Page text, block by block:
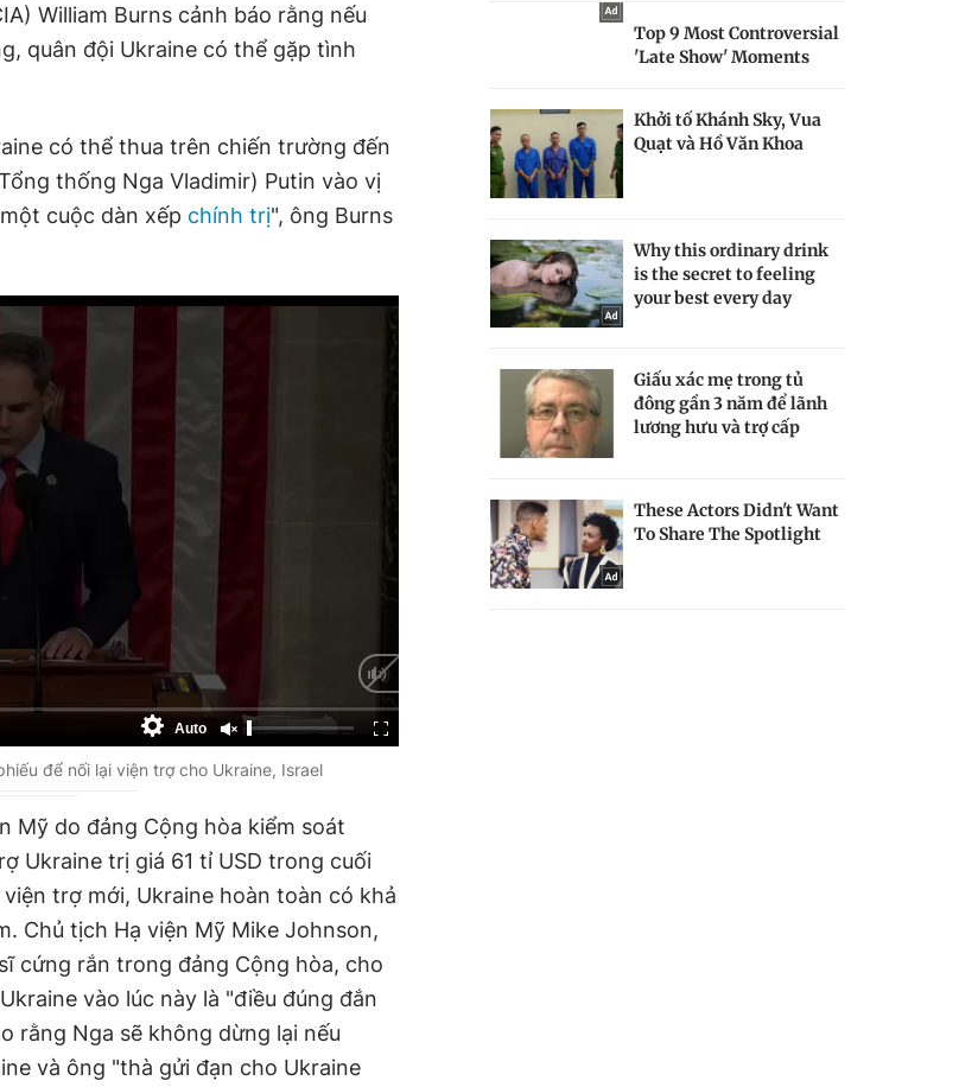
William Burns cảnh báo rằng nếu
quân đội Ukraine có thể gặp tình
có thể thua trên chiến trường đến
thống Nga Vladimir) Putin vào vị
cuộc dàn xếp chính trị", ông Burns
Auto
để nối lại viện trợ cho Ukraine, Israel
Mỹ do đảng Cộng hòa kiểm soát
Ukraine trị giá 61 tỉ USD trong cuối
trợ mới, Ukraine hoàn toàn có khả
Chủ tịch Hạ viện Mỹ Mike Johnson,
cứng rắn trong đảng Cộng hòa, cho
vào lúc này là "điều đúng đắn
rằng Nga sẽ không dừng lại nếu
và ông "thà gửi đạn cho Ukraine